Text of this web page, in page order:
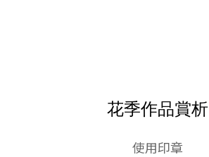
花季作品賞析
使用印章